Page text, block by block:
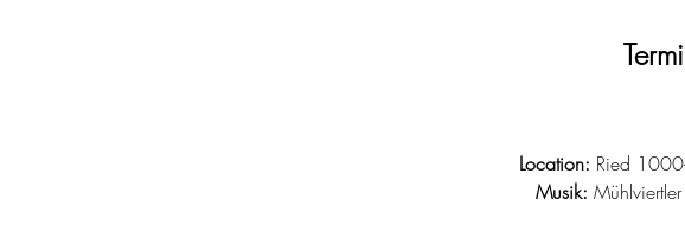
Location: Ried
Musik: